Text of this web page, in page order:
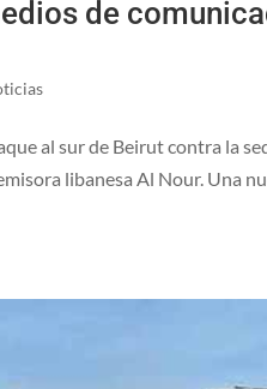
de
al sur de Beirut contra la
libanesa Al Nour. Una